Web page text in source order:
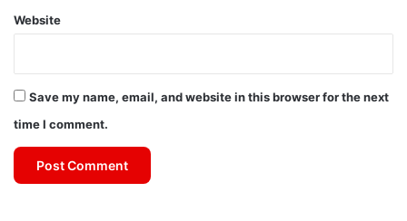
Website
Save my name, email, and website in this browser for the next
time I comment.